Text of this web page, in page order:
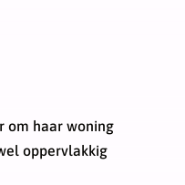
om haar woning
oppervlakkig